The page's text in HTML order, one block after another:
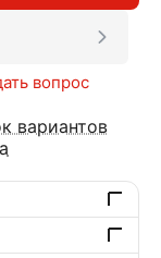
вопрос
вариантов